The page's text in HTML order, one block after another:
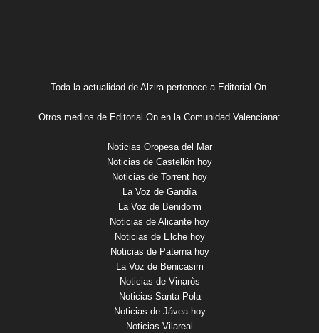
Toda la actualidad de Alzira pertenece a Editorial On.
Otros medios de Editorial On en la Comunidad Valenciana:
Noticias Oropesa del Mar
Noticias de Castellón hoy
Noticias de Torrent hoy
La Voz de Gandía
La Voz de Benidorm
Noticias de Alicante hoy
Noticias de Elche hoy
Noticias de Paterna hoy
La Voz de Benicasim
Noticias de Vinaròs
Noticias Santa Pola
Noticias de Jávea hoy
Noticias Vilareal